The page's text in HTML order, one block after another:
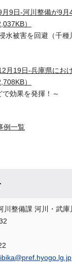
9日-河川整備が9月
）
水被害を回避（千種
月19日-兵庫県にお
）
で効果を発揮！～
例一覧
整備課 河川・武庫